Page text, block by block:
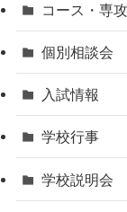
コース・専攻
個別相談会
入試情報
学校行事
学校説明会